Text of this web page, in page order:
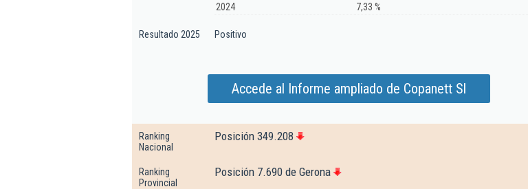
2024
7,33 %
Resultado 2025 Positivo
Accede al Informe ampliado de Copanett Sl
Ranking
Nacional
Posición 349.208
Ranking
Provincial
Posición 7.690 de Gerona